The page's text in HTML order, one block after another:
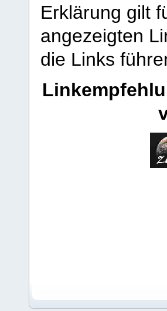
Erklärung gilt
angezeigten
die Links